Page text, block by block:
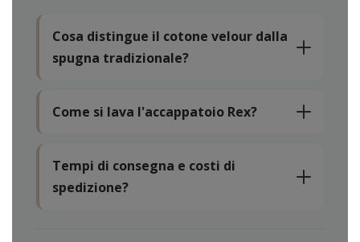
Cosa distingue il cotone velour dalla
spugna tradizionale?
Come si lava l'accappatoio Rex?
Tempi di consegna e costi di
spedizione?